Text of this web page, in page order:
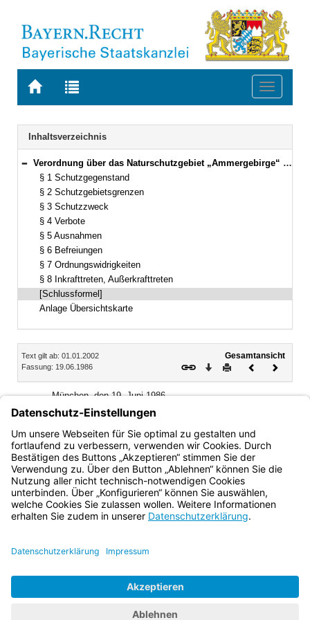
Zur
BAYERN.RECHT
Zur
letzten
Suche
Toggle
Navigation
Inhaltsverzeichnis
Bereich reduzieren
Verordnung über das Naturschutzgebiet „Ammergebirge“ Vom 19. Juni 1986 (GVBl. S. 163) BayRS 791-3-150-U (§§ 1–8)
§ 1 Schutzgegenstand
§ 2 Schutzgebietsgrenzen
§ 3 Schutzzweck
§ 4 Verbote
§ 5 Ausnahmen
§ 6 Befreiungen
§ 7 Ordnungswidrigkeiten
§ 8 Inkrafttreten, Außerkrafttreten
[Schlussformel]
Anlage Übersichtskarte
Inhalt
Text gilt ab: 01.01.2002
Fassung: 19.06.1986
Gesamtansicht
Download
DruckenVorheriges
München, den 19. Juni 1986
Bayerisches Staatsministerium für Landesentwicklung
und Umweltfragen
Alfred Dick, Staatsminister
Bayern.de
BayernPortal
Impressum